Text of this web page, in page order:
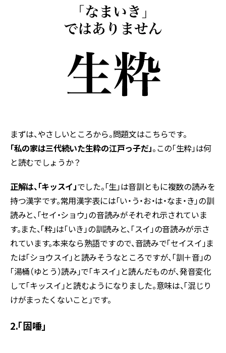
まずは、やさしいところから。問題文はこちらです。
「私の家は三代続いた生粋の江戸っ子だ」。この「生粋」は何
と読むでしょうか？
正解は、「キッスイ」でした。「生」は音訓ともに複数の読みを
持つ漢字です。常用漢字表には「い・う・お・は・なま・き」の訓
読みと、「セイ・ショウ」の音読みがそれぞれ示されていま
す。また、「粋」は「いき」の訓読みと、「スイ」の音読みが示さ
れています。本来なら熟語ですので、音読みで「セイスイ」ま
たは「ショウスイ」と読みそうなところですが、「訓＋音」の
「湯桶（ゆとう）読み」で「キスイ」と読んだものが、発音変化
して「キッスイ」と読むようになりました。意味は、「混じり
けがまったくないこと」です。
2.「固唾」